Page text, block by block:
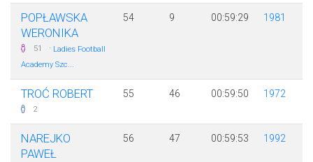
POPŁAWSKA
WERONIKA
51 · Ladies Football
Academy Szc...
54 9 00:59:29 1981
TROĆ ROBERT
2
55 46 00:59:50 1972
NAREJKO
PAWEŁ
56 47 00:59:53 1992